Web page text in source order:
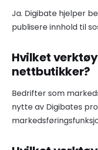
Ja. Digibate hjelper
publisere innhold til
Hvilket
nettbutikker?
Bedrifter som
nytte av Digibates